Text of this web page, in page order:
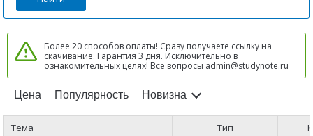
Более 20 способов оплаты! Сразу получаете ссылку на
скачивание. Гарантия 3 дня. Исключительно в
ознакомительных целях! Все вопросы admin@studynote.ru
Цена Популярность Новизна
Тема Тип